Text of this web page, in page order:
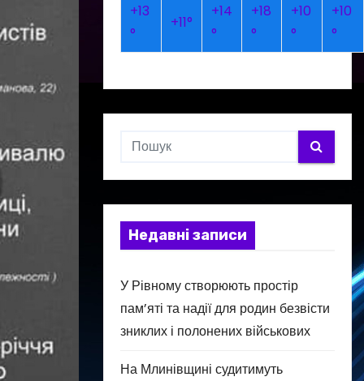
+13
°
+11°
+14
°
+18
°
+10
°
+10
°
Недавні записи
У Рівному створюють простір
пам’яті та надії для родин безвісти
зниклих і полонених військових
На Млинівщині судитимуть